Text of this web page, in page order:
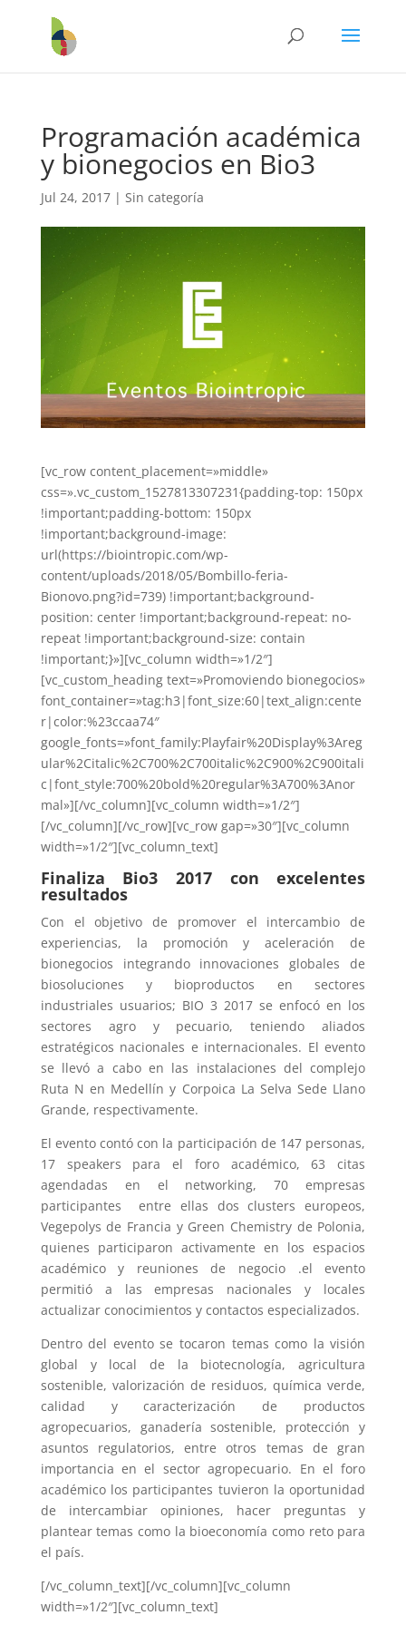
Programación académica
y bionegocios en Bio3
Jul 24, 2017| Sin categoría
[vc_row content_placement=»middle»
css=».vc_custom_1527813307231{padding-top: 150px
!important;padding-bottom: 150px
!important;background-image:
url(https://biointropic.com/wp-
content/uploads/2018/05/Bombillo-feria-
Bionovo.png?id=739) !important;background-
position: center !important;background-repeat: no-
repeat !important;background-size: contain
!important;}»][vc_column width=»1/2″]
[vc_custom_heading text=»Promoviendo bionegocios»
font_container=»tag:h3|font_size:60|text_align:cente
r|color:%23ccaa74″
google_fonts=»font_family:Playfair%20Display%3Areg
ular%2Citalic%2C700%2C700italic%2C900%2C900itali
c|font_style:700%20bold%20regular%3A700%3Anor
mal»][/vc_column][vc_column width=»1/2″]
[/vc_column][/vc_row][vc_row gap=»30″][vc_column
width=»1/2″][vc_column_text]
Finaliza Bio3 2017 con excelentes
resultados
Con el objetivo de promover el intercambio de
experiencias, la promoción y aceleración de
bionegocios integrando innovaciones globales de
biosoluciones y bioproductos en sectores
industriales usuarios; BIO 3 2017 se enfocó en los
sectores agro y pecuario, teniendo aliados
estratégicos nacionales e internacionales. El evento
se llevó a cabo en las instalaciones del complejo
Ruta N en Medellín y Corpoica La Selva Sede Llano
Grande, respectivamente.
El evento contó con la participación de 147 personas,
17 speakers para el foro académico, 63 citas
agendadas en el networking, 70 empresas
participantes entre ellas dos clusters europeos,
Vegepolys de Francia y Green Chemistry de Polonia,
quienes participaron activamente en los espacios
académico y reuniones de negocio .el evento
permitió a las empresas nacionales y locales
actualizar conocimientos y contactos especializados.
Dentro del evento se tocaron temas como la visión
global y local de la biotecnología, agricultura
sostenible, valorización de residuos, química verde,
calidad y caracterización de productos
agropecuarios, ganadería sostenible, protección y
asuntos regulatorios, entre otros temas de gran
importancia en el sector agropecuario. En el foro
académico los participantes tuvieron la oportunidad
de intercambiar opiniones, hacer preguntas y
plantear temas como la bioeconomía como reto para
el país.
[/vc_column_text][/vc_column][vc_column
width=»1/2″][vc_column_text]